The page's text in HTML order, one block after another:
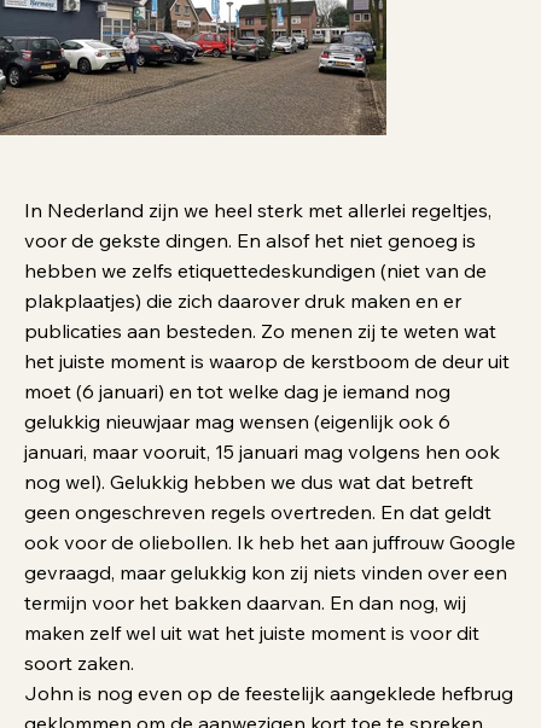
In Nederland zijn we heel sterk met allerlei regeltjes,
voor de gekste dingen. En alsof het niet genoeg is
hebben we zelfs etiquettedeskundigen (niet van de
plakplaatjes) die zich daarover druk maken en er
publicaties aan besteden. Zo menen zij te weten wat
het juiste moment is waarop de kerstboom de deur uit
moet (6 januari) en tot welke dag je iemand nog
gelukkig nieuwjaar mag wensen (eigenlijk ook 6
januari, maar vooruit, 15 januari mag volgens hen ook
nog wel). Gelukkig hebben we dus wat dat betreft
geen ongeschreven regels overtreden. En dat geldt
ook voor de oliebollen. Ik heb het aan juffrouw Google
gevraagd, maar gelukkig kon zij niets vinden over een
termijn voor het bakken daarvan. En dan nog, wij
maken zelf wel uit wat het juiste moment is voor dit
soort zaken.
John is nog even op de feestelijk aangeklede hefbrug